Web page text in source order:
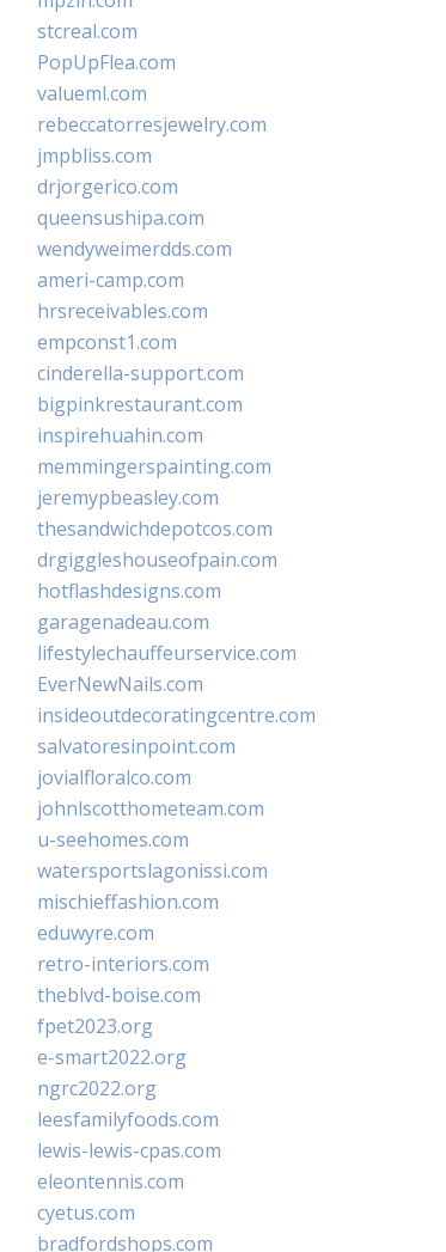
stcreal.com
PopUpFlea.com
valueml.com
rebeccatorresjewelry.com
jmpbliss.com
drjorgerico.com
queensushipa.com
wendyweimerdds.com
ameri-camp.com
hrsreceivables.com
empconst1.com
cinderella-support.com
bigpinkrestaurant.com
inspirehuahin.com
memmingerspainting.com
jeremypbeasley.com
thesandwichdepotcos.com
drgiggleshouseofpain.com
hotflashdesigns.com
garagenadeau.com
lifestylechauffeurservice.com
EverNewNails.com
insideoutdecoratingcentre.com
salvatoresinpoint.com
jovialfloralco.com
johnlscotthometeam.com
u-seehomes.com
watersportslagonissi.com
mischieffashion.com
eduwyre.com
retro-interiors.com
theblvd-boise.com
fpet2023.org
e-smart2022.org
ngrc2022.org
leesfamilyfoods.com
lewis-lewis-cpas.com
eleontennis.com
cyetus.com
bradfordshops.com